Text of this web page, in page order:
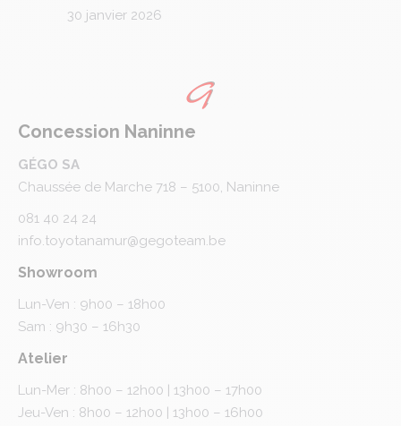
30 janvier 2026
Concession Naninne
GÉGO SA
Chaussée de Marche 718 – 5100, Naninne
081 40 24 24
info.toyotanamur@gegoteam.be
Showroom
Lun-Ven : 9h00 – 18h00
Sam : 9h30 – 16h30
Atelier
Lun-Mer : 8h00 – 12h00 | 13h00 – 17h00
Jeu-Ven : 8h00 – 12h00 | 13h00 – 16h00